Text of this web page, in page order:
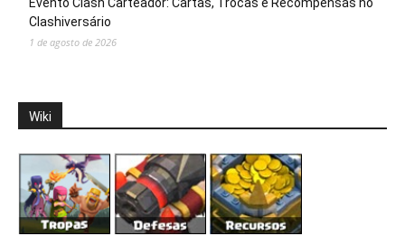
Clashiversário
1 de agosto de 2026
Wiki